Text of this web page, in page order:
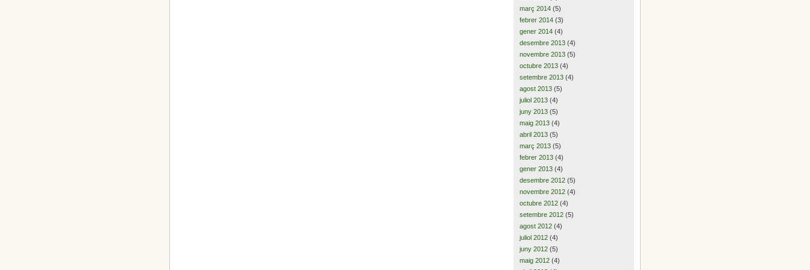
març 2014 (5)
febrer 2014 (3)
gener 2014 (4)
desembre 2013 (4)
novembre 2013 (5)
octubre 2013 (4)
setembre 2013 (4)
agost 2013 (5)
juliol 2013 (4)
juny 2013 (5)
maig 2013 (4)
abril 2013 (5)
març 2013 (5)
febrer 2013 (4)
gener 2013 (4)
desembre 2012 (5)
novembre 2012 (4)
octubre 2012 (4)
setembre 2012 (5)
agost 2012 (4)
juliol 2012 (4)
juny 2012 (5)
maig 2012 (4)